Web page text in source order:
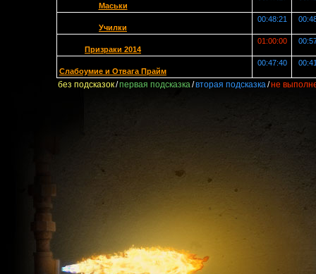
Маськи
Училки
00:48:21
Призраки 2014
01:00:00
Слабоумие и Отвага Прайм
00:47:40
без подсказок/первая подсказка/вторая подсказка/не